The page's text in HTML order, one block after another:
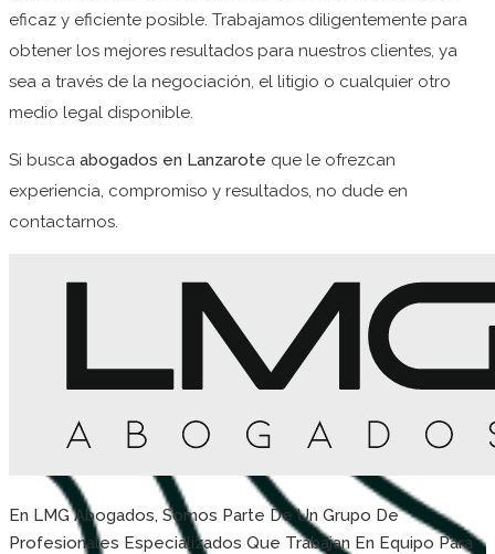
eficaz y eficiente posible. Trabajamos diligentemente para
obtener los mejores resultados para nuestros clientes, ya
sea a través de la negociación, el litigio o cualquier otro
medio legal disponible.
Si busca abogados en Lanzarote que le ofrezcan
experiencia, compromiso y resultados, no dude en
contactarnos.
En LMG Abogados, Somos Parte De Un Grupo De
Profesionales Especializados Que Trabajan En Equipo Para